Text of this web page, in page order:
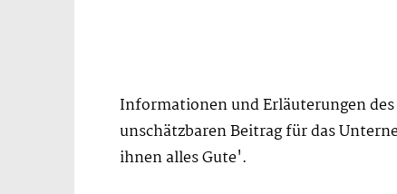
Informationen und Erläuterungen
unschätzbaren Beitrag für das
ihnen alles Gute'.